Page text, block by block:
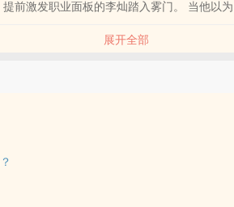
前激发职业面板的李灿踏入雾门。 当他以
展开全部